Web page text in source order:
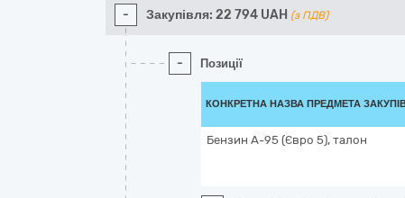
- Закупівля: 22 794 UAH (з ПДВ)
- Позиції
КОНКРЕТНА НАЗВА ПРЕДМЕТА
Бензин А-95 (Євро 5), талон